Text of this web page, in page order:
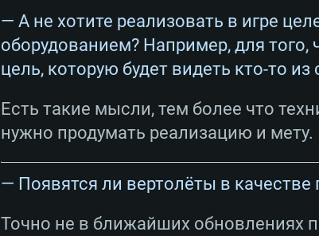
— А не хотите реализовать в игре
оборудованием? Например, для того,
цель, которую будет видеть кто-то
Есть такие мысли, тем более что
нужно продумать реализацию и мету.
— Появятся ли вертолёты в качестве
Точно не в ближайших обновлениях